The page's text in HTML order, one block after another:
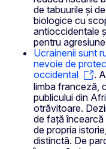
de tabuurile și
biologice cu
antioccidentale
pentru
Ucrainenii sunt
nevoie de
occidental
.
limba franceză,
publicului din
otrăvitoare.
de față încearcă
de propria
distinctă. De